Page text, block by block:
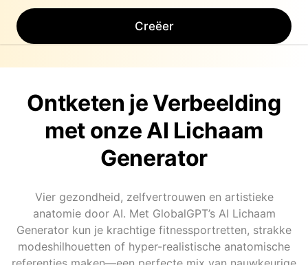
Creëer
Ontketen je Verbeelding
met onze AI Lichaam
Generator
Vier gezondheid, zelfvertrouwen en artistieke
anatomie door AI. Met GlobalGPT’s AI Lichaam
Generator kun je krachtige fitnessportretten, strakke
modeshilhouetten of hyper-realistische anatomische